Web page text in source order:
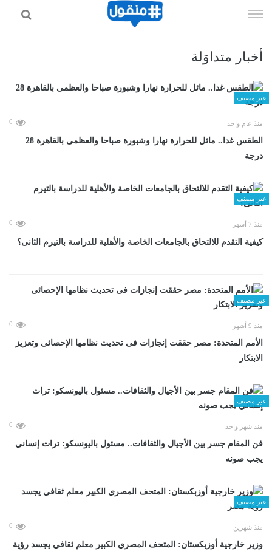
الى
أخبار متداوَلة
غير مصنف
منذ عام واحد 0
الطقس غدا.. مائل للحرارة نهارا وشبورة صباحا والعظمى بالقاهرة 28
درجة
غير مصنف
منذ 7 أشهر 0
كيفية التقدم للالتحاق بالجامعات الخاصة والأهلية للدراسة بالتيرم الثانى؟
غير مصنف
منذ 9 أشهر 0
الأمم المتحدة: مصر حققت إنجازات فى تحديث نظامها الإحصائى وتعزيز
الابتكار
غير مصنف
منذ شهر واحد 0
فن المقام جسر بين الأجيال والثقافات.. مسئول باليونسكو: تراث إنساني
يجب صونه
غير مصنف
منذ شهرين 0
وزير خارجية أوزبكستان: المتحف المصري الكبير معلم ثقافي يجسد رؤية